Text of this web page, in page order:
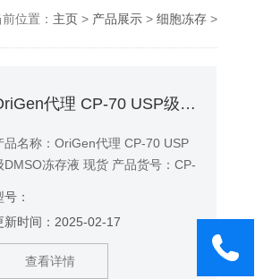
前位置： 主页> 产品展示> 细胞冻存>
OriGen代理 CP-70 USP级DMSO冻存液 现货
品名称：OriGen代理 CP-70 USP
DMSO冻存液 现货 产品货号：CP-
号：
新时间：2025-02-17
查看详情